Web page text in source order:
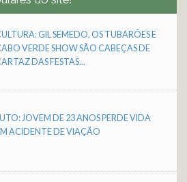
GIL SEMEDO, OS TUBARÕES E
VERDE SHOW SÃO CABEÇAS DE
DAS FESTAS...
JOVEM DE 23 ANOS PERDE VIDA
ACIDENTE DE VIAÇÃO